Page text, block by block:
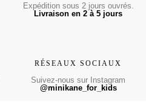
Expédition sous 2 jours ouvrés.
Livraison en 2 à 5 jours
RÉSEAUX SOCIAUX
Suivez-nous sur Instagram
@minikane_for_kids